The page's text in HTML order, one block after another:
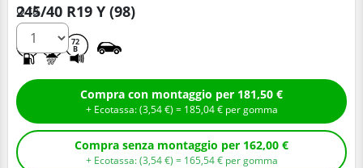
245/40 R19 Y (98)
72
B
Q.tà
Compra con montaggio per 181,50 €
+ Ecotassa: (3,54€ ) = 185,04€ per gomma
Compra senza montaggio per 162,00 €
+ Ecotassa: (3,54€ ) = 165,54€ per gomma